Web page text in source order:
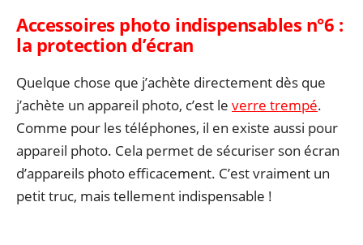
Accessoires photo indispensables n°6 :
la protection d’écran
Quelque chose que j’achète directement dès que
j’achète un appareil photo, c’est le verre trempé.
Comme pour les téléphones, il en existe aussi pour
appareil photo. Cela permet de sécuriser son écran
d’appareils photo efficacement. C’est vraiment un
petit truc, mais tellement indispensable !